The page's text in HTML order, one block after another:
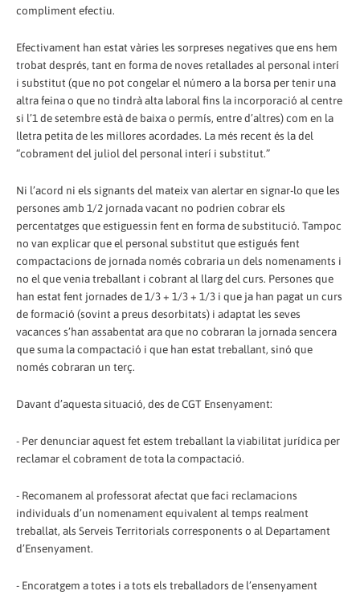
compliment efectiu.
Efectivament han estat vàries les sorpreses negatives que ens hem
trobat després, tant en forma de noves retallades al personal interí
i substitut (que no pot congelar el número a la borsa per tenir una
altra feina o que no tindrà alta laboral fins la incorporació al centre
si l’1 de setembre està de baixa o permís, entre d’altres) com en la
lletra petita de les millores acordades. La més recent és la del
“cobrament del juliol del personal interí i substitut.”
Ni l’acord ni els signants del mateix van alertar en signar-lo que les
persones amb 1/2 jornada vacant no podrien cobrar els
percentatges que estiguessin fent en forma de substitució. Tampoc
no van explicar que el personal substitut que estigués fent
compactacions de jornada només cobraria un dels nomenaments i
no el que venia treballant i cobrant al llarg del curs. Persones que
han estat fent jornades de 1/3 + 1/3 + 1/3 i que ja han pagat un curs
de formació (sovint a preus desorbitats) i adaptat les seves
vacances s’han assabentat ara que no cobraran la jornada sencera
que suma la compactació i que han estat treballant, sinó que
només cobraran un terç.
Davant d’aquesta situació, des de CGT Ensenyament:
- Per denunciar aquest fet estem treballant la viabilitat jurídica per
reclamar el cobrament de tota la compactació.
- Recomanem al professorat afectat que faci reclamacions
individuals d’un nomenament equivalent al temps realment
treballat, als Serveis Territorials corresponents o al Departament
d’Ensenyament.
- Encoratgem a totes i a tots els treballadors de l’ensenyament